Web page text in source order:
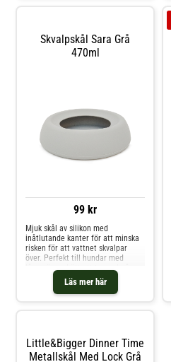
fin detalj i ditt hem!
Keramikskålarna 18 cm.
Dem passar alla hundar men
diskmaskinLätt att äta urÄkta
keramikHos VetZoo får du
alltid snabba leveranser och fria
returer, så du kan alltid skicka
tillbaka produkten till
oss, helt kostnadsfritt!
Skvalpskål Sara Grå
470ml
99 kr
Läs mer här
Mjuk skål av silikon med
inåtlutande kanter för att minska
risken för att vattnet skvalpar
över. Perfekt till hundar med
långa öron. Lätt att ta med på
resan och använda i bilen.
Little&Bigger Dinner Time
Metallskål Med Lock Grå